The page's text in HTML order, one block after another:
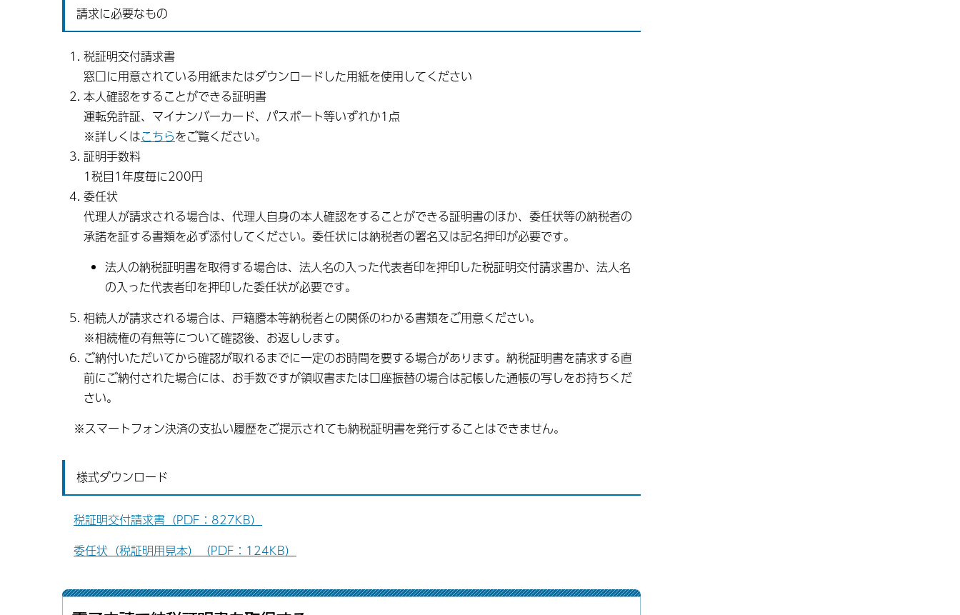
請求に必要なもの
税証明交付請求書
窓口に用意されている用紙またはダウンロードした用紙を使用してください
本人確認をすることができる証明書
運転免許証、マイナンバーカード、パスポート等いずれか1点
※詳しくはこちらをご覧ください。
証明手数料
1税目1年度毎に200円
委任状
代理人が請求される場合は、代理人自身の本人確認をすることができる証明書のほか、委任状等の納税者の
承諾を証する書類を必ず添付してください。委任状には納税者の署名又は記名押印が必要です。
法人の納税証明書を取得する場合は、法人名の入った代表者印を押印した税証明交付請求書か、法人名
の入った代表者印を押印した委任状が必要です。
相続人が請求される場合は、戸籍謄本等納税者との関係のわかる書類をご用意ください。
※相続権の有無等について確認後、お返しします。
ご納付いただいてから確認が取れるまでに一定のお時間を要する場合があります。納税証明書を請求する直
前にご納付された場合には、お手数ですが領収書または口座振替の場合は記帳した通帳の写しをお持ちくだ
さい。
※スマートフォン決済の支払い履歴をご提示されても納税証明書を発行することはできません。
様式ダウンロード
税証明交付請求書（PDF：827KB）
委任状（税証明用見本）（PDF：124KB）